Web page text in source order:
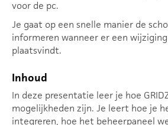
voor de pc.
Je gaat op een snelle manier de
informeren wanneer er een
plaatsvindt.
Inhoud
In deze presentatie leer je hoe
mogelijkheden zijn. Je leert hoe je
integreren, hoe het beheerpaneel